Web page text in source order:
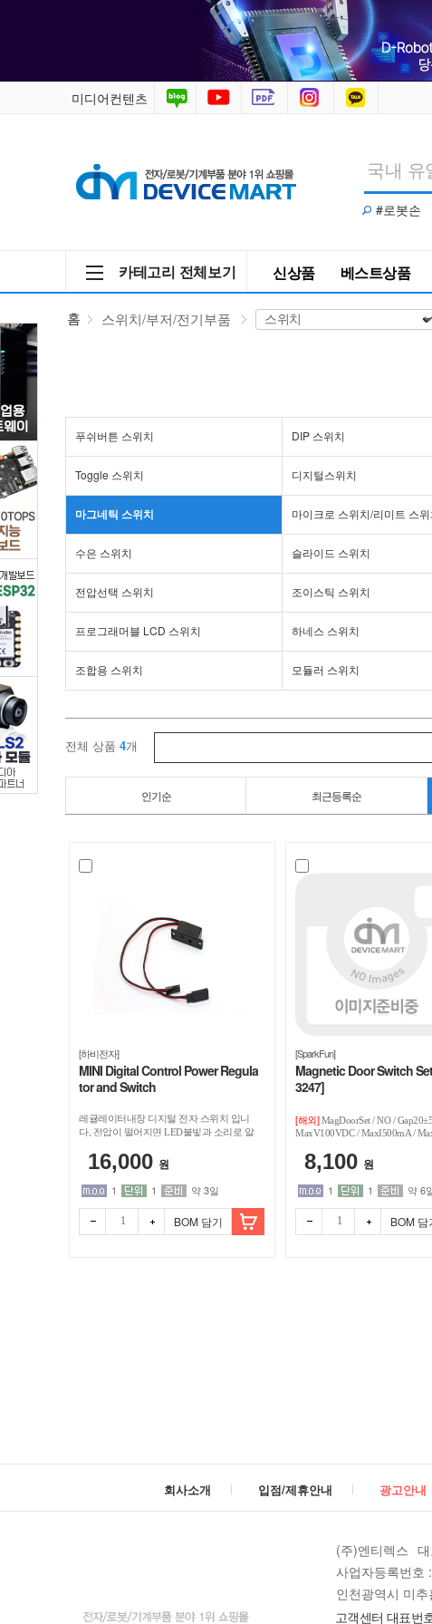
품
>
스
위
치
>
마
그
네
틱
스
위
미디어컨텐츠
#로봇손
카테고리 전체보기 신상품 베스트상품
홈 스위치/부저/전기부품
푸쉬버튼 스위치 DIP 스위치
Toggle 스위치 디지털스위치
마그네틱 스위치 마이크로 스위치/리미트 스위
수은 스위치 슬라이드 스위치
전압선택 스위치 조이스틱 스위치
프로그래머블 LCD 스위치 하네스 스위치
조합용 스위치 모듈러 스위치
전체 상품 4개
인기순 최근등록순
[하비전자]
MINI Digital Control Power Regula
tor and Switch
레귤레이터내장 디지털 전자 스위치 입니
다, 전압이 떨어지면 LED불빛과 소리로 알
,Nominal input voltage: 7.4 V, 2-cell LiPo, max.
9 V16,000 원
1 1 약 3일
BOM 담기
[SparkFun]
Magnetic Door Switch
3247]
[해외] MagDoorSet / NO /
MaxV100VDC / MaxI500mA /
8,100 원
1 1 약 6
BOM 담
회사소개 입점/제휴안내 광고안내
(주)엔티렉스
사업자등록번호
인천광역시 미
고객센터 대표번